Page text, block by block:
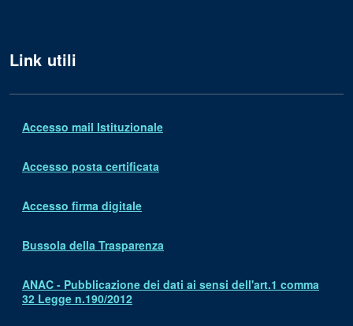
Link utili
Accesso mail Istituzionale
Accesso posta certificata
Accesso firma digitale
Bussola della Trasparenza
ANAC - Pubblicazione dei dati ai sensi dell'art.1 comma
32 Legge n.190/2012